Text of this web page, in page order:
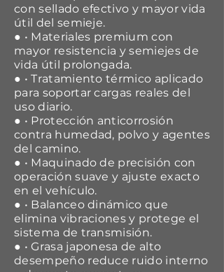
con sellado efectivo y mayor vida
útil del semieje.
● • Materiales premium con
mayor resistencia y semiejes de
vida útil prolongada.
● • Tratamiento térmico aplicado
para soportar cargas reales del
uso diario.
● • Protección anticorrosión
contra humedad, polvo y agentes
del camino.
● • Maquinado de precisión con
operación suave y ajuste exacto
en el vehículo.
● • Balanceo dinámico que
elimina vibraciones y protege el
sistema de transmisión.
● • Grasa japonesa de alto
desempeño reduce ruido interno